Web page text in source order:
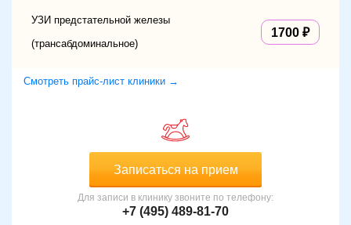
УЗИ предстательной железы
(трансабдоминальное)
1700
Смотреть прайс-лист клиники →
Записаться на прием
Для записи в клинику звоните по телефону:
+7 (495) 489-81-70